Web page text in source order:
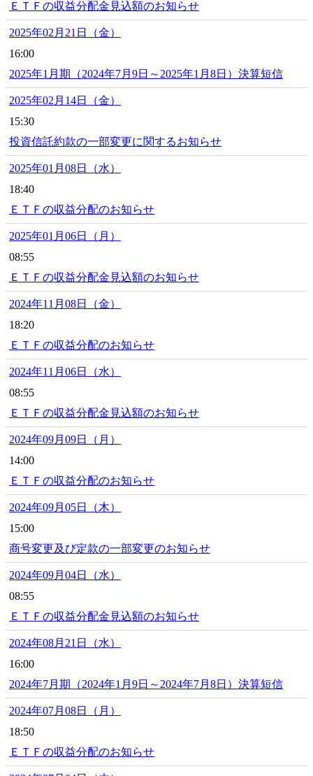
ＥＴＦの収益分配金見込額のお知らせ
2025年02月21日（金）
16:00
2025年1月期（2024年7月9日～2025年1月8日）決算短信
2025年02月14日（金）
15:30
投資信託約款の一部変更に関するお知らせ
2025年01月08日（水）
18:40
ＥＴＦの収益分配のお知らせ
2025年01月06日（月）
08:55
ＥＴＦの収益分配金見込額のお知らせ
2024年11月08日（金）
18:20
ＥＴＦの収益分配のお知らせ
2024年11月06日（水）
08:55
ＥＴＦの収益分配金見込額のお知らせ
2024年09月09日（月）
14:00
ＥＴＦの収益分配のお知らせ
2024年09月05日（木）
15:00
商号変更及び定款の一部変更のお知らせ
2024年09月04日（水）
08:55
ＥＴＦの収益分配金見込額のお知らせ
2024年08月21日（水）
16:00
2024年7月期（2024年1月9日～2024年7月8日）決算短信
2024年07月08日（月）
18:50
ＥＴＦの収益分配のお知らせ